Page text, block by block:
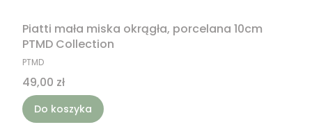
Piatti mała miska okrągła, porcelana 10cm
PTMD Collection
PRODUCENT
PTMD
Cena
49,00 zł
Do koszyka